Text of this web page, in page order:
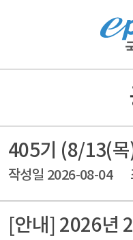
405기 (8/13(목
작성일 2026-08-04
[안내] 2026년